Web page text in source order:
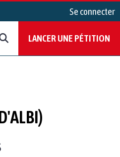
Se connecter
LANCER UNE PÉTITION